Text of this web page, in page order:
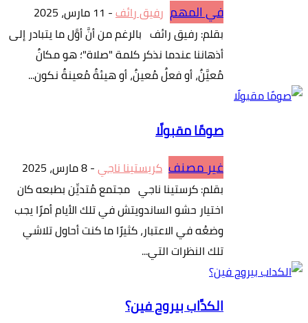
في المهم رفيق رائف- 11 مارس، 2025
بقلم: رفيق رائف بالرغم من أنَّ أوَّل ما يتبادر إلى
أذهاننا عندما نذكر كلمة "صلاة"؛ هو مكانٌ
مُعيَّنٌ، أو فعلٌ مُعينٌ، أو هيئةٌ مُعينةٌ نكون...
صومًا مقبولًا
غير مصنف كريستينا ناجي-8 مارس، 2025
بقلم: كرستينا ناجي مجتمع مُتديِّن بطبعه كان
اختيار حشو الساندويتش في تلك الأيام أمرًا يجب
وضعُه في الاعتبار، كثيرًا ما كنت أحاول تلاشي
تلك النظرات التي...
الكدَّاب بيروح فين؟